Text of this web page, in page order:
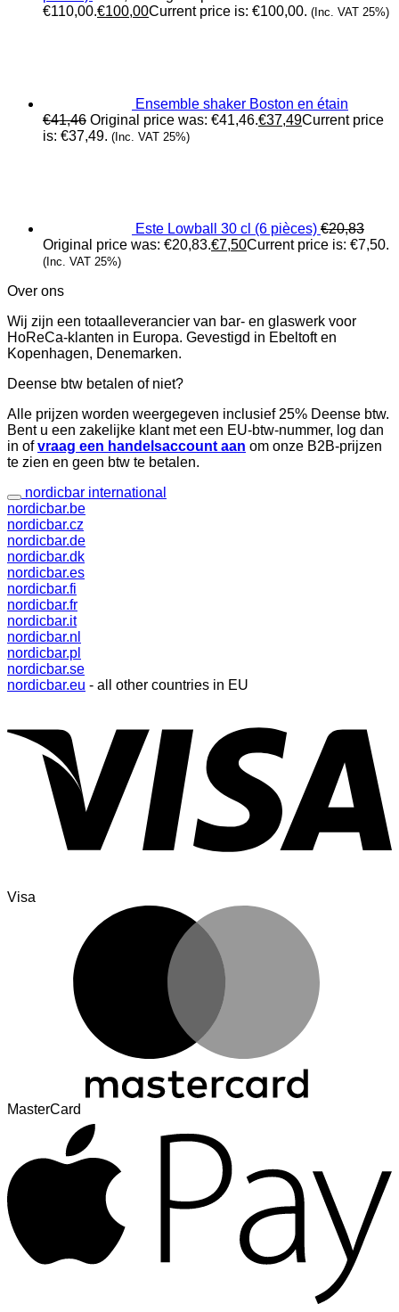
€110,00.€100,00Current price is: €100,00. (Inc. VAT 25%)
Ensemble shaker Boston en étain
€41,46 Original price was: €41,46.€37,49Current price
is: €37,49. (Inc. VAT 25%)
Este Lowball 30 cl (6 pièces) €20,83
Original price was: €20,83.€7,50Current price is: €7,50.
(Inc. VAT 25%)
Over ons
Wij zijn een totaalleverancier van bar- en glaswerk voor
HoReCa-klanten in Europa. Gevestigd in Ebeltoft en
Kopenhagen, Denemarken.
Deense btw betalen of niet?
Alle prijzen worden weergegeven inclusief 25% Deense btw.
Bent u een zakelijke klant met een EU-btw-nummer, log dan
in ofvraag een handelsaccount aan om onze B2B-prijzen
te zien en geen btw te betalen.
nordicbar international
nordicbar.be
nordicbar.cz
nordicbar.de
nordicbar.dk
nordicbar.es
nordicbar.fi
nordicbar.fr
nordicbar.it
nordicbar.nl
nordicbar.pl
nordicbar.se
nordicbar.eu - all other countries in EU
Visa
MasterCard